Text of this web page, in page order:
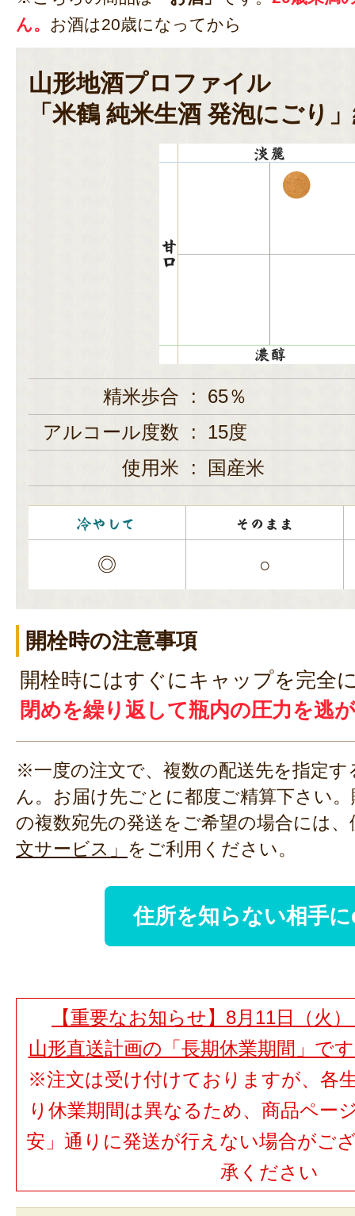
ん。 お酒は20歳になってから
山形地酒プロファイル
「米鶴 純米生酒 発泡にごり
精米歩合 :
65％
アルコール度数
:
15度
使用米
: 国産米
◎ ○
開栓時の注意事項
開栓時にはすぐにキャップを完全
閉めを繰り返して瓶内の圧力を逃
※一度の注文で、複数の配送先を指定
ん。お届け先ごとに都度ご精算下さい
の複数宛先の発送をご希望の場合には、
文サービス」 をご利用ください。
住所を知らない相手
【重要なお知らせ】8月11日（火
山形直送計画の「長期休業期間」で
※注文は受け付けておりますが、各
り休業期間は異なるため、商品ペー
安」通りに発送が行えない場合がご
承ください